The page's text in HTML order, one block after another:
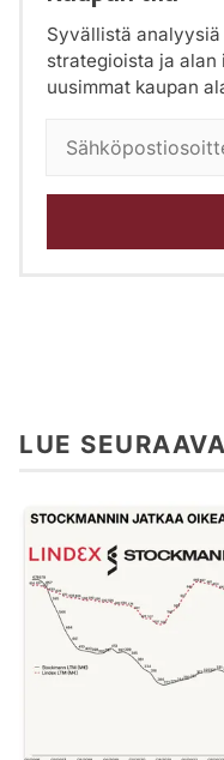
Syvällistä
strategioista ja
uusimmat kaupan
LUE